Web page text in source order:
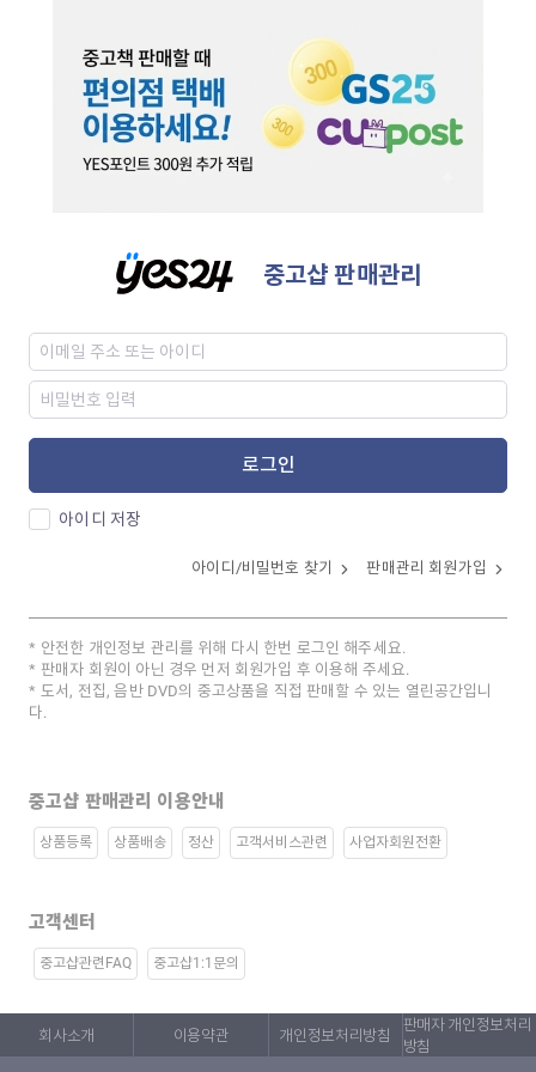
중고샵 판매관리
로그인
아이디 저장
아이디/비밀번호 찾기 판매관리 회원가입
안전한 개인정보 관리를 위해 다시 한번 로그인 해주세요.
판매자 회원이 아닌 경우 먼저 회원가입 후 이용해 주세요.
도서, 전집, 음반 DVD의 중고상품을 직접 판매할 수 있는 열린공간입니
다.
중고샵 판매관리 이용안내
상품등록 상품배송 정산 고객서비스관련 사업자회원전환
고객센터
중고샵관련FAQ 중고샵1:1문의
회사소개 이용약관 개인정보처리방침
판매자 개인정보처리
방침